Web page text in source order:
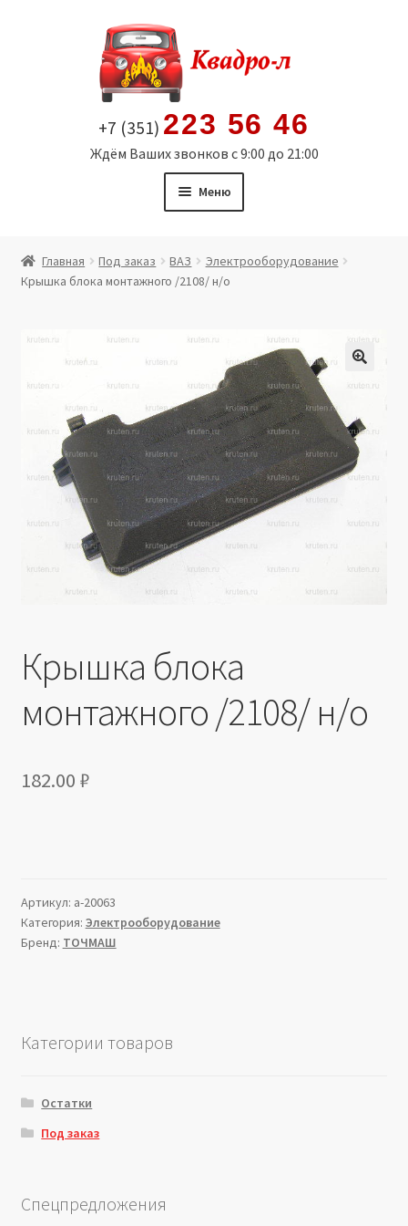
содержимому
+7 (351) 223 56 46
Ждём Ваших звонков с 9:00 до 21:00
Меню
Витрина
Политика в отношении обработки персональных
данных
Производители
Юридические данные
Главная Под заказ ВАЗ
Электрооборудование
Крышка блока монтажного /2108/ н/о
🔍
Крышка блока
монтажного /2108/ н/о
182.00 ₽
Артикул: a-20063
Категория: Электрооборудование
Бренд: ТОЧМАШ
Категории товаров
Остатки
Под заказ
Спецпредложения